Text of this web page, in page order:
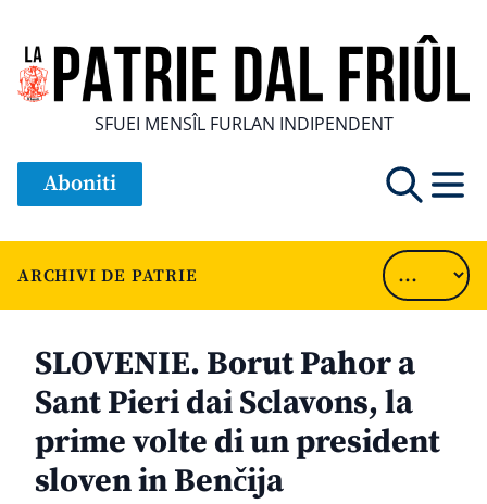
SFUEI MENSÎL FURLAN INDIPENDENT
Aboniti
ARCHIVI DE PATRIE
SLOVENIE. Borut Pahor a
Sant Pieri dai Sclavons, la
prime volte di un president
sloven in Benčija